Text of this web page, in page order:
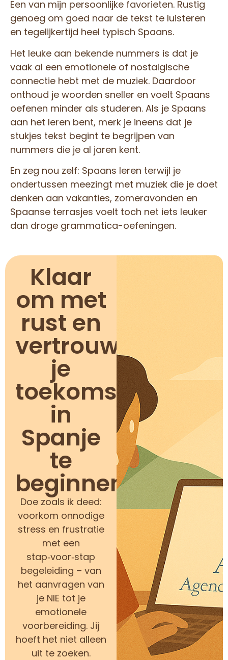
Een van mijn persoonlijke favorieten. Rustig
genoeg om goed naar de tekst te luisteren
en tegelijkertijd heel typisch Spaans.
Het leuke aan bekende nummers is dat je
vaak al een emotionele of nostalgische
connectie hebt met de muziek. Daardoor
onthoud je woorden sneller en voelt Spaans
oefenen minder als studeren. Als je Spaans
aan het leren bent, merk je ineens dat je
stukjes tekst begint te begrijpen van
nummers die je al jaren kent.
En zeg nou zelf: Spaans leren terwijl je
ondertussen meezingt met muziek die je doet
denken aan vakanties, zomeravonden en
Spaanse terrasjes voelt toch net iets leuker
dan droge grammatica-oefeningen.
Klaar
om met
rust en
vertrouwen
je
toekomst
in
Spanje
te
beginnen?
Doe zoals ik deed:
voorkom onnodige
stress en frustratie
met een
stap‑voor‑stap
begeleiding – van
het aanvragen van
je NIE tot je
emotionele
voorbereiding. Jij
hoeft het niet alleen
uit te zoeken.